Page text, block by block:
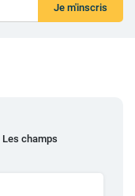
Je m'inscris
Les champs